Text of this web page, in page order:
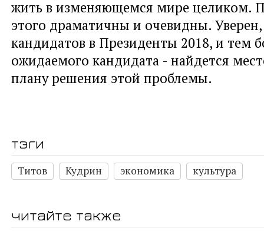
жить в изменяющемся мире целиком.
этого драматичны и очевидны.
кандидатов в Президенты 2018, и тем
ожидаемого кандидата - найдется
плану решения этой проблемы.
тэги
Титов Кудрин экономика культура
читайте также